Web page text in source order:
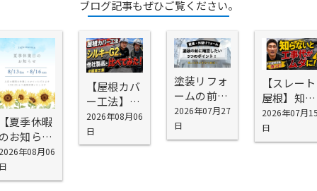
ブログ記事もぜひご覧ください。
夏季休暇
お知ら
】年08月06
【屋根カバ
ー工法】シ
スキーG2を
お勧めする
理由
2026年08月06
日
塗装リフォ
ームの前に
確認したい
5つの場所
｜外壁塗装
2026年07月27
日
【スレート
屋根】知ら
ないと工事
代が無駄に
なる！屋根
2026年07月
日